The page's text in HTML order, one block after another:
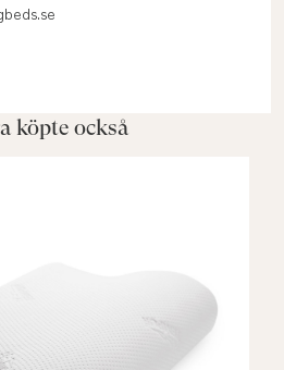
köpte också